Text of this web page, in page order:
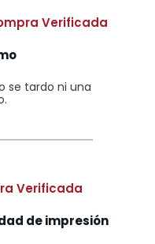
Verificada
se tardo ni una
Verificada
de impresión